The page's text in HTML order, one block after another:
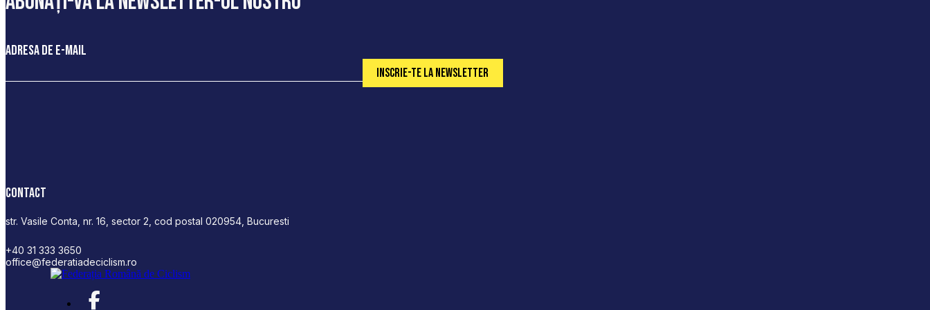
Adresa de e-mail
Contact
str. Vasile Conta, nr. 16, sector 2, cod postal 020954, Bucuresti
+40 31 333 3650
office@federatiadeciclism.ro